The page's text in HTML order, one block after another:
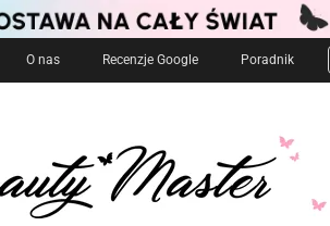
O nas Recenzje Google Poradnik